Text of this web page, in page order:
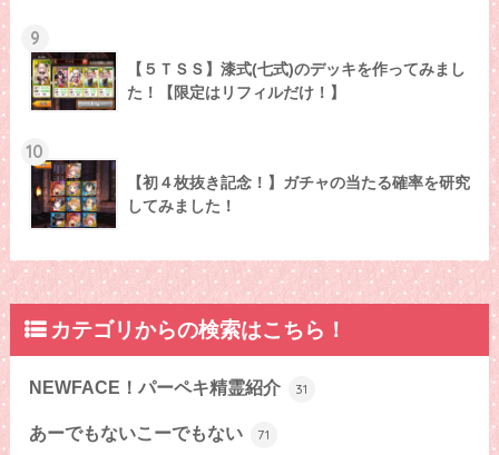
9
【５ＴＳＳ】漆式(七式)のデッキを作ってみまし
た！【限定はリフィルだけ！】
10
【初４枚抜き記念！】ガチャの当たる確率を研究
してみました！
カテゴリからの検索はこちら！
NEWFACE！パーペキ精霊紹介 31
あーでもないこーでもない 71